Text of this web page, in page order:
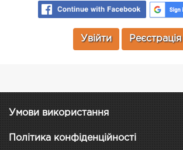
Увійти Реєстрація
Умови використання
Політика конфіденційності